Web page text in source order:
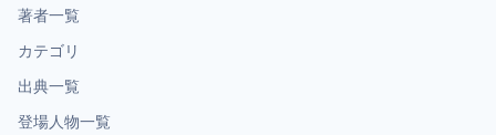
著者一覧
カテゴリ
出典一覧
登場人物一覧